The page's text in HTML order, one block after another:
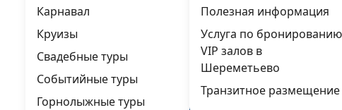
Карнавал
Круизы
Свадебные туры
Событийные туры
Горнолыжные туры
Полезная информация
Услуга по бронированию
VIP залов в
Шереметьево
Транзитное размещение